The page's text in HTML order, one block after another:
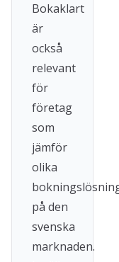
Bokaklart
är
också
relevant
för
företag
som
jämför
olika
på den
svenska
marknaden.